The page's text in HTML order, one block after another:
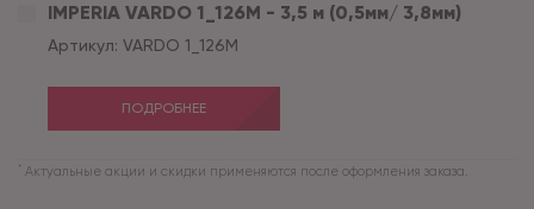
IMPERIA VARDO 1_126M - 3,5 м (0,5мм/ 3,8мм)
Артикул: VARDO 1_126M
ПОДРОБНЕЕ
* Актуальные акции и скидки применяются после оформления заказа.